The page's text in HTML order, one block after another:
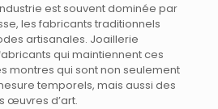
est souvent dominée par
les fabricants traditionnels
artisanales. Joaillerie
qui maintiennent ces
montres qui sont non seulement
temporels, mais aussi des
œuvres d’art.